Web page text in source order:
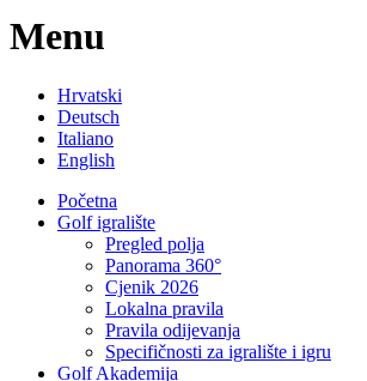
Menu
Hrvatski
Deutsch
Italiano
English
Početna
Golf igralište
Pregled polja
Panorama 360°
Cjenik 2026
Lokalna pravila
Pravila odijevanja
Specifičnosti za igralište i igru
Golf Akademija